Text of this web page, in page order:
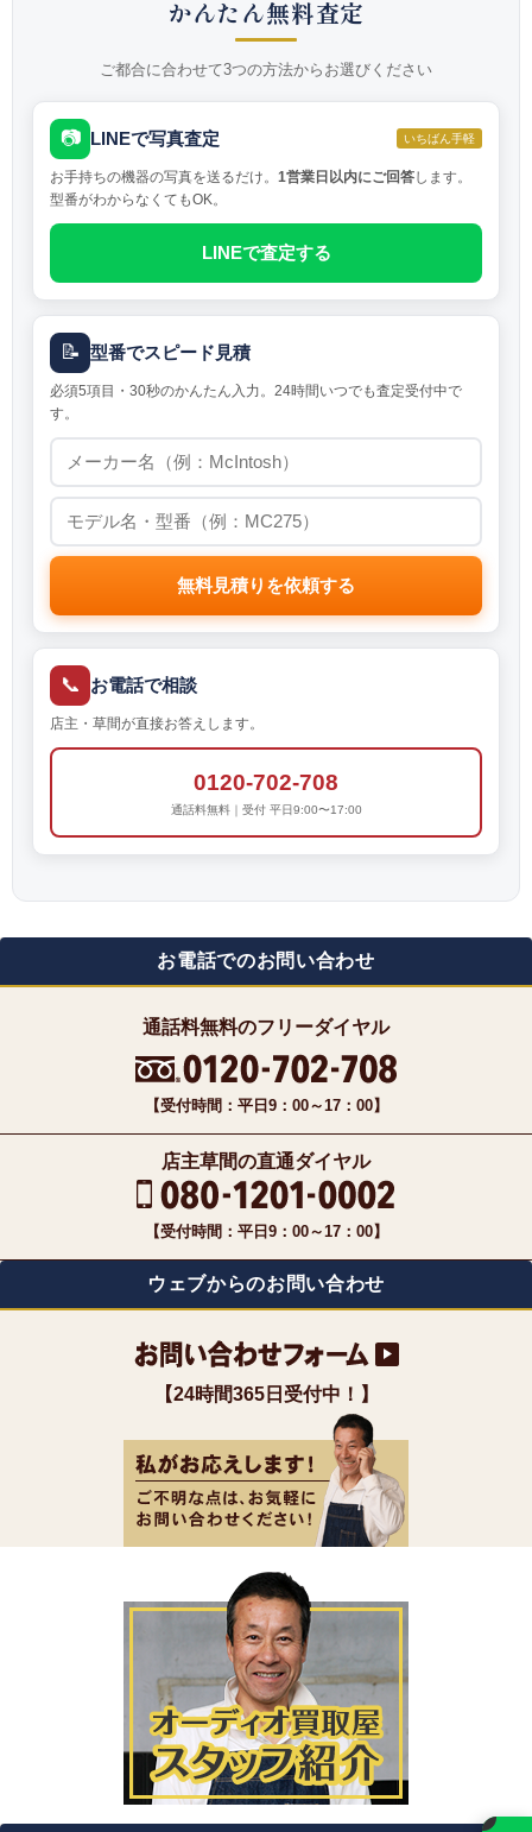
かんたん無料査定
ご都合に合わせて3つの方法からお選びください
📷 LINEで写真査定 いちばん手軽
お手持ちの機器の写真を送るだけ。 1営業日以内にご回答します。
型番がわからなくてもOK。
LINEで査定する
📝 型番でスピード見積
必須5項目・30秒のかんたん入力。24時間いつでも査定受付中で
す。
無料見積りを依頼する
📞 お電話で相談
店主・草間が直接お答えします。
0120-702-708
通話料無料｜受付 平日9:00〜17:00
お電話でのお問い合わせ
通話料無料のフリーダイヤル
【受付時間：平日9：00～17：00】
店主草間の直通ダイヤル
【受付時間：平日9：00～17：00】
ウェブからのお問い合わせ
【24時間365日受付中！】
×